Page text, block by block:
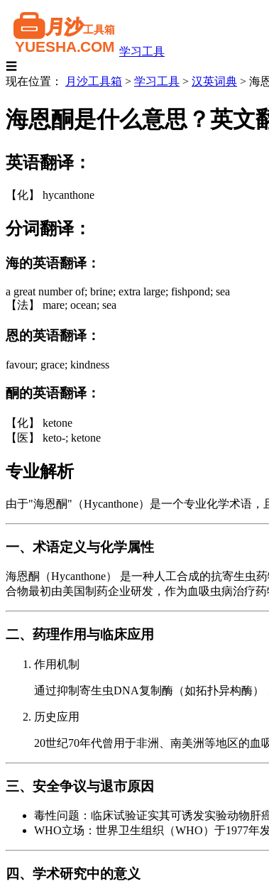
学习工具
☰
现在位置：
月沙工具箱 > 学习工具 > 汉英词典 > 海
海恩酮是什么意思？英文
英语翻译：
【化】 hycanthone
分词翻译：
海的英语翻译：
a great number of; brine; extra large; fishpond; sea
【法】 mare; ocean; sea
恩的英语翻译：
favour; grace; kindness
酮的英语翻译：
【化】 ketone
【医】 keto-; ketone
专业解析
由于"海恩酮"（Hycanthone）是一个专业化学术语
一、术语定义与化学属性
海恩酮（Hycanthone） 是一种人工合成的抗寄生虫
合物最初由美国制药企业研发，作为血吸虫病治疗
二、药理作用与临床应用
作用机制
通过抑制寄生虫DNA复制酶（如拓扑异构酶）
历史应用
20世纪70年代曾用于非洲、南美洲等地区的血
三、安全争议与退市原因
毒性问题：临床试验证实其可诱发实验动物肝
WHO立场：世界卫生组织（WHO）于1977年
四、学术研究中的意义